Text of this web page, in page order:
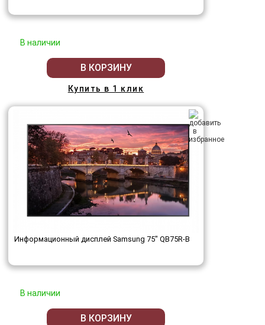
В наличии
В КОРЗИНУ
Купить в 1 клик
Информационный дисплей Samsung 75" QB75R-B
В наличии
В КОРЗИНУ